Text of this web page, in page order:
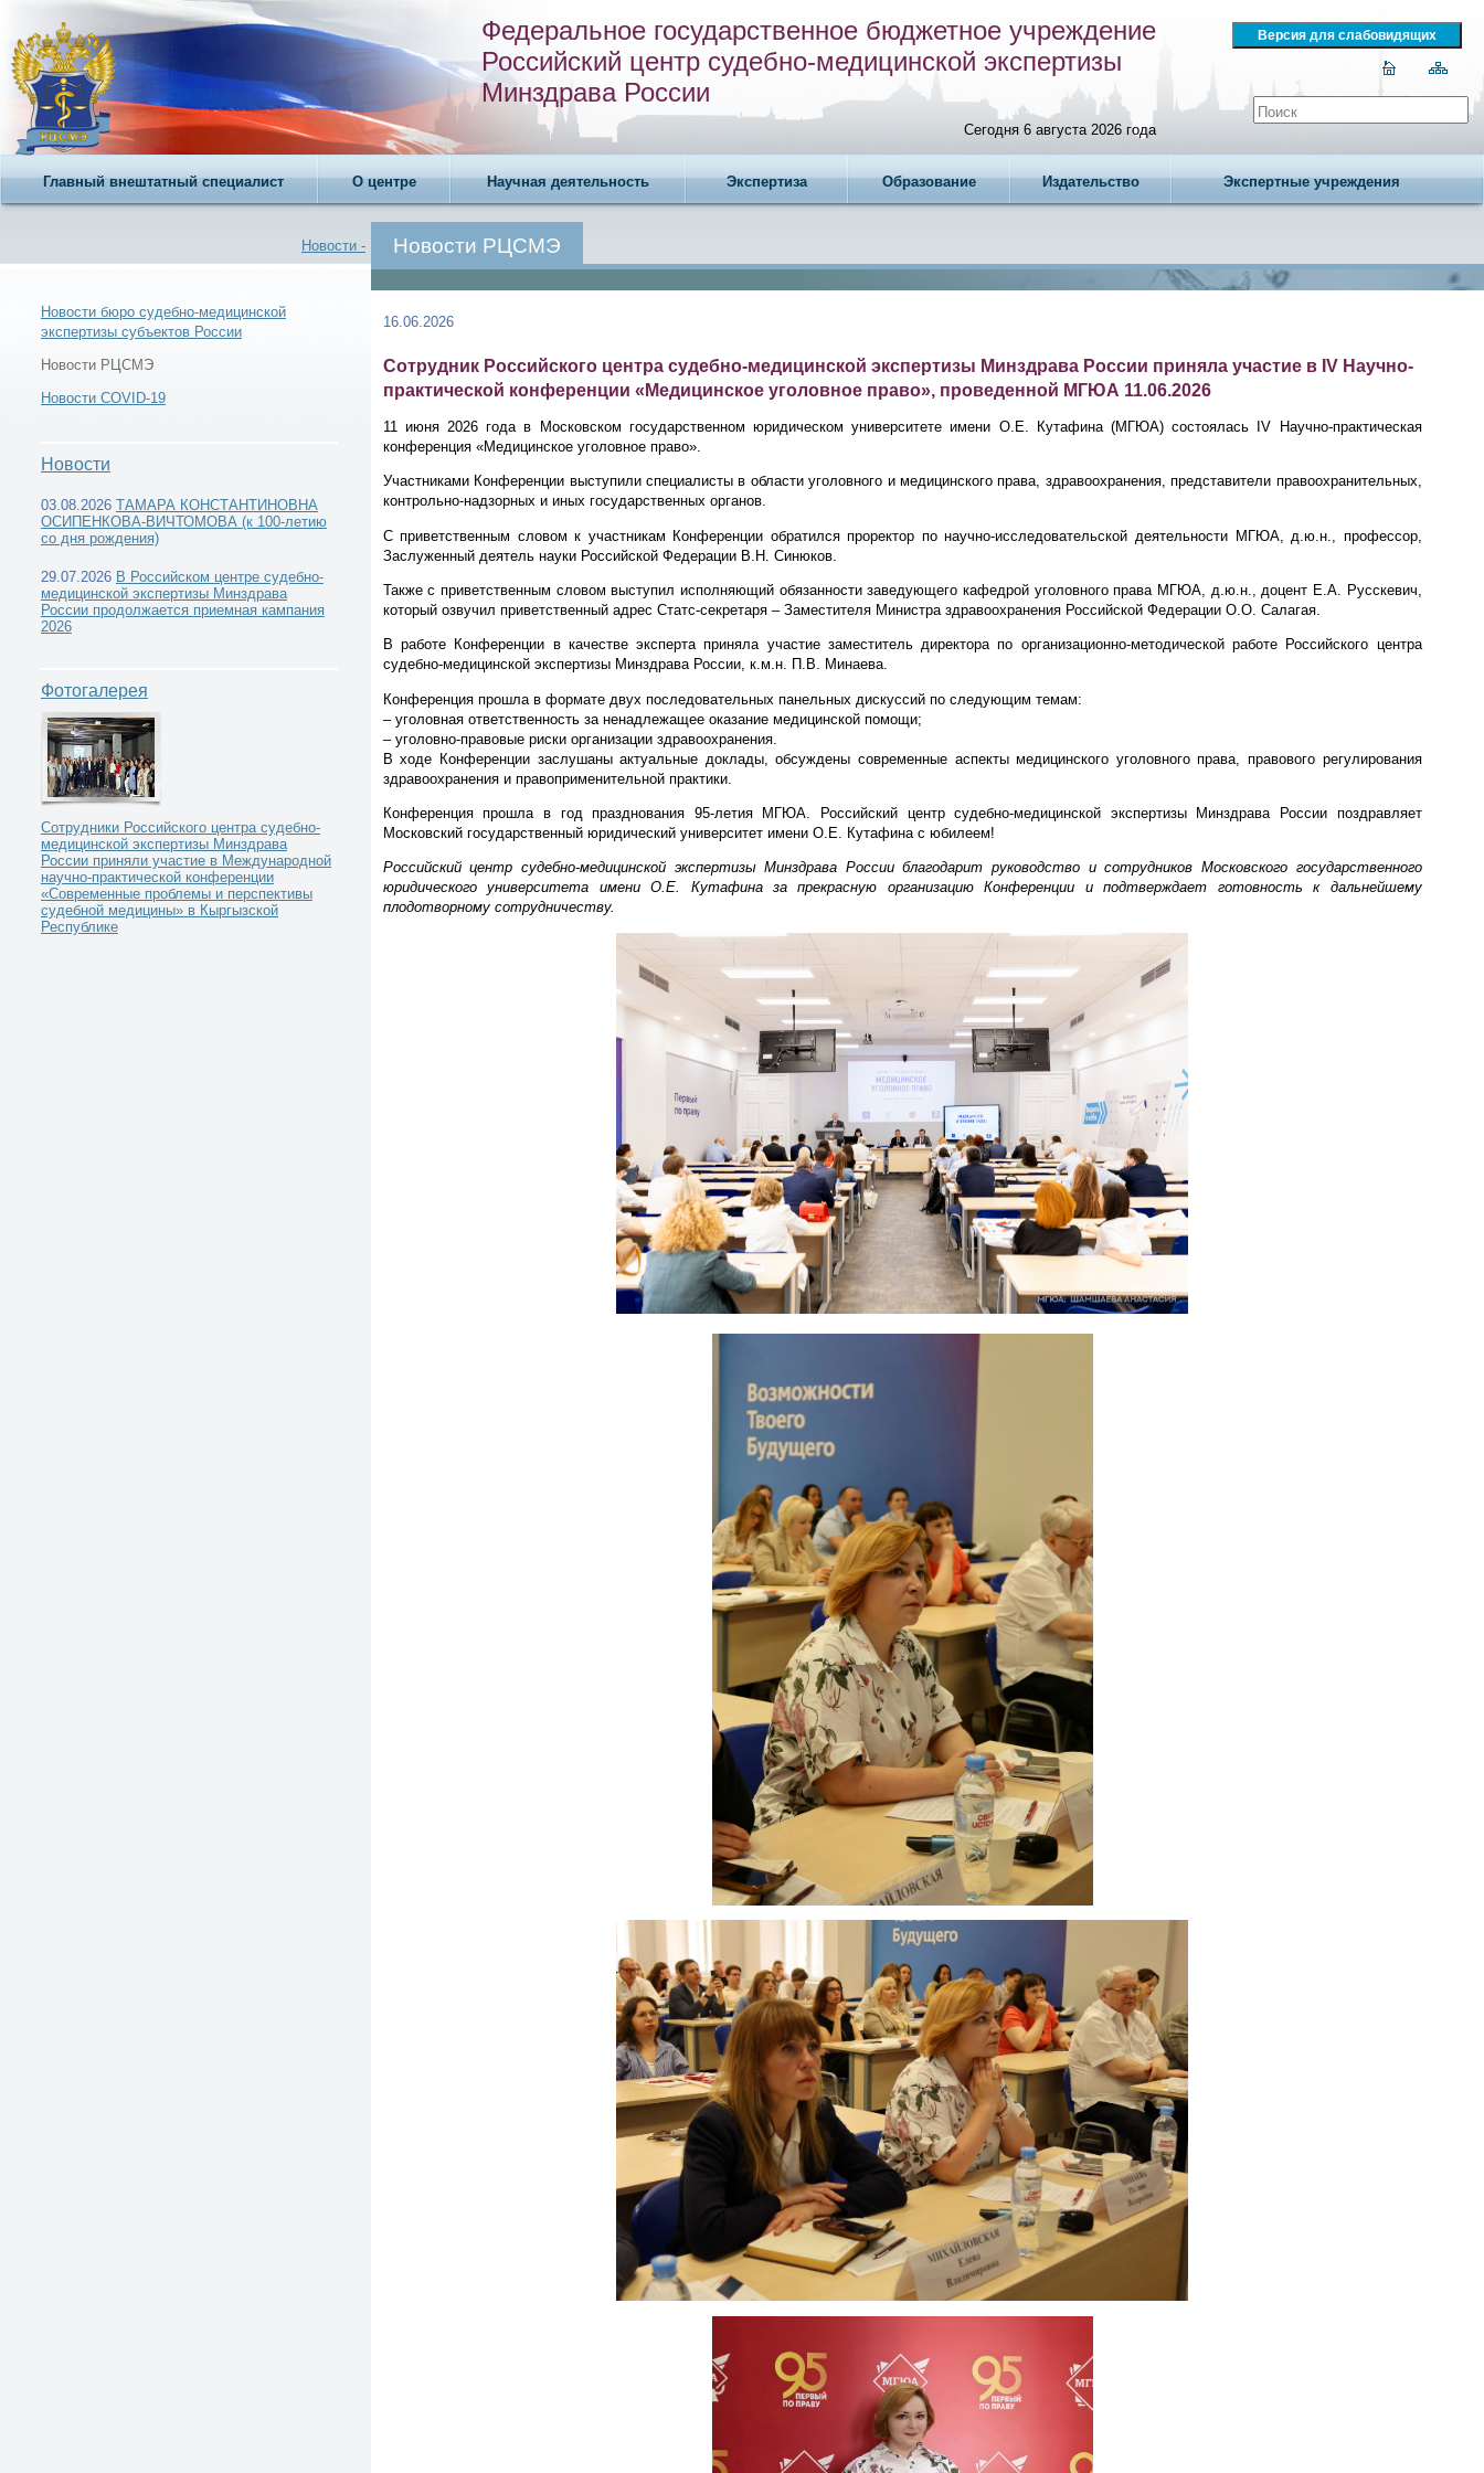
Федеральное государственное бюджетное учреждение
Российский центр судебно-медицинской экспертизы
Минздрава России
Сегодня 6 августа 2026 года
Главный внештатный специалист О центре Научная деятельность Экспертиза Образование Издательство Экспертные учреждения
Новости - Новости РЦСМЭ
Новости бюро судебно-медицинской
экспертизы субъектов России
Новости РЦСМЭ
Новости COVID-19
Новости
03.08.2026 ТАМАРА КОНСТАНТИНОВНА
ОСИПЕНКОВА-ВИЧТОМОВА (к 100-летию
со дня рождения)
29.07.2026 В Российском центре судебно-
медицинской экспертизы Минздрава
России продолжается приемная кампания
2026
Фотогалерея
Сотрудники Российского центра судебно-
медицинской экспертизы Минздрава
России приняли участие в Международной
научно-практической конференции
«Современные проблемы и перспективы
судебной медицины» в Кыргызской
Республике
16.06.2026
Сотрудник Российского центра судебно-медицинской экспертизы Минздрава России приняла участие в IV Научно-
практической конференции «Медицинское уголовное право», проведенной МГЮА 11.06.2026
11 июня 2026 года в Московском государственном юридическом университете имени О.Е. Кутафина (МГЮА) состоялась IV Научно-практическая
конференция «Медицинское уголовное право».
Участниками Конференции выступили специалисты в области уголовного и медицинского права, здравоохранения, представители правоохранительных,
контрольно-надзорных и иных государственных органов.
С приветственным словом к участникам Конференции обратился проректор по научно-исследовательской деятельности МГЮА, д.ю.н., профессор,
Заслуженный деятель науки Российской Федерации В.Н. Синюков.
Также с приветственным словом выступил исполняющий обязанности заведующего кафедрой уголовного права МГЮА, д.ю.н., доцент Е.А. Русскевич,
который озвучил приветственный адрес Статс-секретаря – Заместителя Министра здравоохранения Российской Федерации О.О. Салагая.
В работе Конференции в качестве эксперта приняла участие заместитель директора по организационно-методической работе Российского центра
судебно-медицинской экспертизы Минздрава России, к.м.н. П.В. Минаева.
Конференция прошла в формате двух последовательных панельных дискуссий по следующим темам:
– уголовная ответственность за ненадлежащее оказание медицинской помощи;
– уголовно-правовые риски организации здравоохранения.
В ходе Конференции заслушаны актуальные доклады, обсуждены современные аспекты медицинского уголовного права, правового регулирования
здравоохранения и правоприменительной практики.
Конференция прошла в год празднования 95-летия МГЮА. Российский центр судебно-медицинской экспертизы Минздрава России поздравляет
Московский государственный юридический университет имени О.Е. Кутафина с юбилеем!
Российский центр судебно-медицинской экспертизы Минздрава России благодарит руководство и сотрудников Московского государственного
юридического университета имени О.Е. Кутафина за прекрасную организацию Конференции и подтверждает готовность к дальнейшему
плодотворному сотрудничеству.